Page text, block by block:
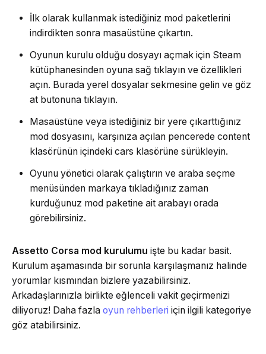
İlk olarak kullanmak istediğiniz mod paketlerini
indirdikten sonra masaüstüne çıkartın.
Oyunun kurulu olduğu dosyayı açmak için Steam
kütüphanesinden oyuna sağ tıklayın ve özellikleri
açın. Burada yerel dosyalar sekmesine gelin ve göz
at butonuna tıklayın.
Masaüstüne veya istediğiniz bir yere çıkarttığınız
mod dosyasını, karşınıza açılan pencerede content
klasörünün içindeki cars klasörüne sürükleyin.
Oyunu yönetici olarak çalıştırın ve araba seçme
menüsünden markaya tıkladığınız zaman
kurduğunuz mod paketine ait arabayı orada
görebilirsiniz.
Assetto Corsa mod kurulumu işte bu kadar basit.
Kurulum aşamasında bir sorunla karşılaşmanız halinde
yorumlar kısmından bizlere yazabilirsiniz.
Arkadaşlarınızla birlikte eğlenceli vakit geçirmenizi
diliyoruz! Daha fazla oyun rehberleri için ilgili kategoriye
göz atabilirsiniz.